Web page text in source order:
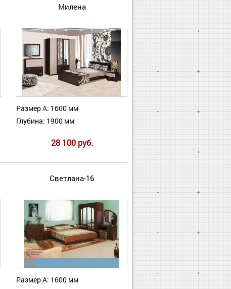
Милена
Размер А: 1600 мм
Глубина: 1900 мм
28 100 руб.
Светлана-16
Размер А: 1600 мм